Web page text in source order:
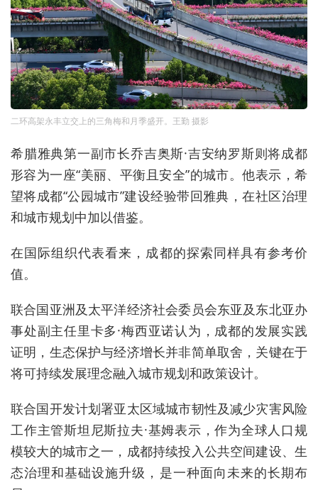
二环高架永丰立交上的三角梅和月季盛开。王勤 摄影
希腊雅典第一副市长乔吉奥斯·吉安纳罗斯则将成都
形容为一座“美丽、平衡且安全”的城市。他表示，希
望将成都“公园城市”建设经验带回雅典，在社区治理
和城市规划中加以借鉴。
在国际组织代表看来，成都的探索同样具有参考价
值。
联合国亚洲及太平洋经济社会委员会东亚及东北亚办
事处副主任里卡多·梅西亚诺认为，成都的发展实践
证明，生态保护与经济增长并非简单取舍，关键在于
将可持续发展理念融入城市规划和政策设计。
联合国开发计划署亚太区域城市韧性及减少灾害风险
工作主管斯坦尼斯拉夫·基姆表示，作为全球人口规
模较大的城市之一，成都持续投入公共空间建设、生
态治理和基础设施升级，是一种面向未来的长期布